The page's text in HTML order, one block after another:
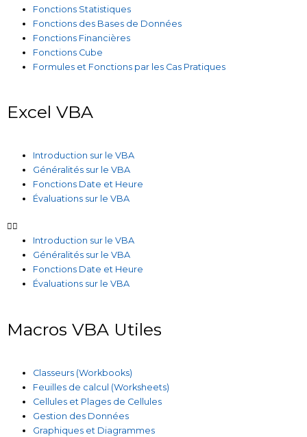
Fonctions Statistiques
Fonctions des Bases de Données
Fonctions Financières
Fonctions Cube
Formules et Fonctions par les Cas Pratiques
Excel VBA
Introduction sur le VBA
Généralités sur le VBA
Fonctions Date et Heure
Évaluations sur le VBA
Introduction sur le VBA
Généralités sur le VBA
Fonctions Date et Heure
Évaluations sur le VBA
Macros VBA Utiles
Classeurs (Workbooks)
Feuilles de calcul (Worksheets)
Cellules et Plages de Cellules
Gestion des Données
Graphiques et Diagrammes